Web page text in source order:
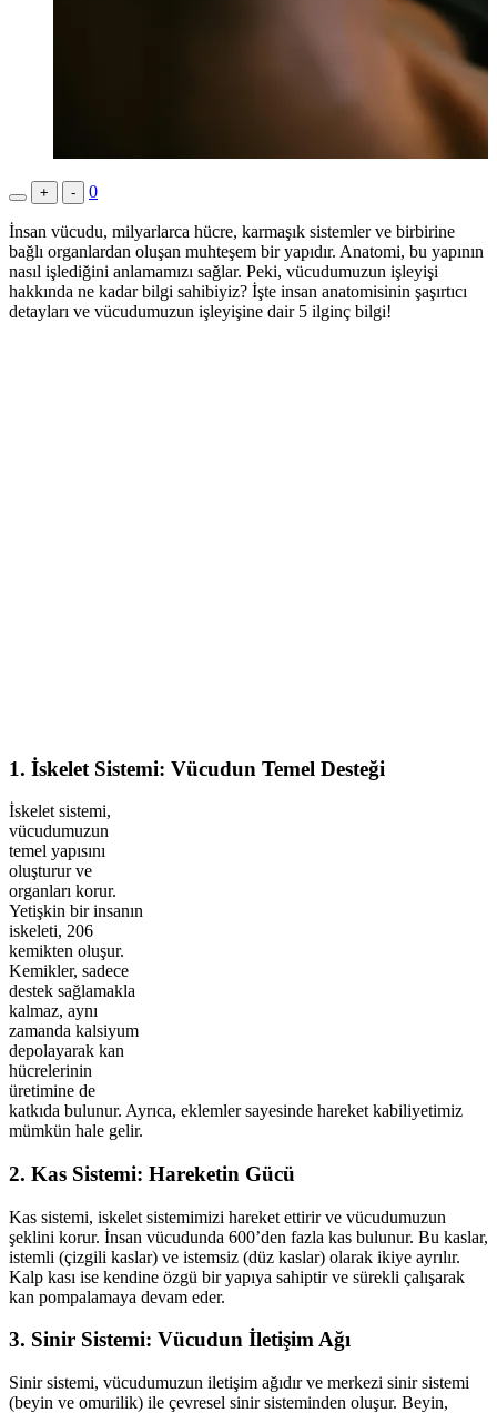
+ - 0
İnsan vücudu, milyarlarca hücre, karmaşık sistemler ve birbirine
bağlı organlardan oluşan muhteşem bir yapıdır. Anatomi, bu yapının
nasıl işlediğini anlamamızı sağlar. Peki, vücudumuzun işleyişi
hakkında ne kadar bilgi sahibiyiz? İşte insan anatomisinin şaşırtıcı
detayları ve vücudumuzun işleyişine dair 5 ilginç bilgi!
1. İskelet Sistemi: Vücudun Temel Desteği
İskelet sistemi,
vücudumuzun
temel yapısını
oluşturur ve
organları korur.
Yetişkin bir insanın
iskeleti, 206
kemikten oluşur.
Kemikler, sadece
destek sağlamakla
kalmaz, aynı
zamanda kalsiyum
depolayarak kan
hücrelerinin
üretimine de
katkıda bulunur. Ayrıca, eklemler sayesinde hareket kabiliyetimiz
mümkün hale gelir.
2. Kas Sistemi: Hareketin Gücü
Kas sistemi, iskelet sistemimizi hareket ettirir ve vücudumuzun
şeklini korur. İnsan vücudunda 600’den fazla kas bulunur. Bu kaslar,
istemli (çizgili kaslar) ve istemsiz (düz kaslar) olarak ikiye ayrılır.
Kalp kası ise kendine özgü bir yapıya sahiptir ve sürekli çalışarak
kan pompalamaya devam eder.
3. Sinir Sistemi: Vücudun İletişim Ağı
Sinir sistemi, vücudumuzun iletişim ağıdır ve merkezi sinir sistemi
(beyin ve omurilik) ile çevresel sinir sisteminden oluşur. Beyin,